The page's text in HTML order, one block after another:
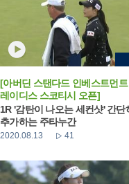
[아버딘 스탠다드 인베스트먼트
레이디스 스코티시 오픈]
1R '감탄이 나오는 세컨샷' 간단
추가하는 주타누간
2020.08.13 41